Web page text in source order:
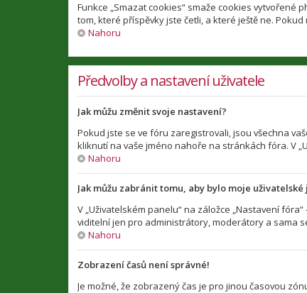
Funkce „Smazat cookies“ smaže cookies
tom, které příspěvky jste četli, a které ještě ne.
Nahoru
Předvolby a nastavení uživatele
Jak můžu změnit svoje nastavení?
Pokud jste se ve fóru zaregistrovali, jsou všechna
kliknutí na vaše jméno nahoře na stránkách fóra. V
Nahoru
Jak můžu zabránit tomu, aby bylo moje
V „Uživatelském panelu“ na záložce „Nastavení
viditelní jen pro administrátory, moderátory a sama
Nahoru
Zobrazení časů není správné!
Je možné, že zobrazený čas je pro jinou časovou